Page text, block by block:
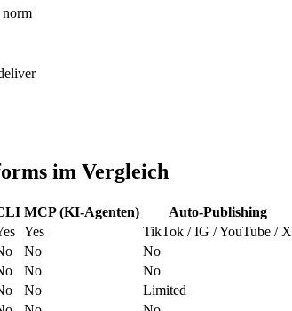
norm
im Vergleich
MCP (KI-Agenten) Auto-Publishing
Yes TikTok / IG / YouTube / X
No No
No No
No Limited